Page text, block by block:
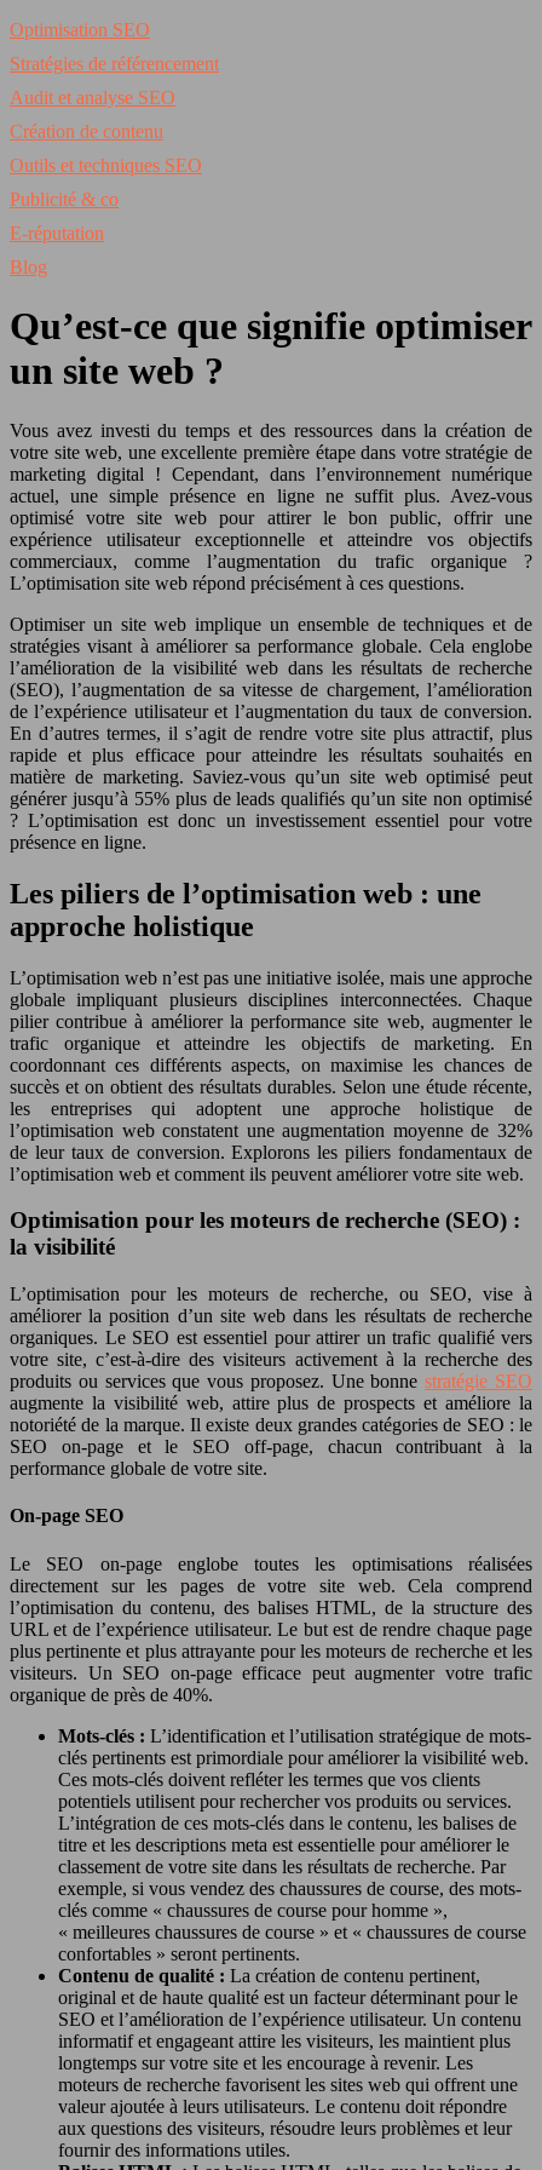
Optimisation SEO
Stratégies de référencement
Audit et analyse SEO
Création de contenu
Outils et techniques SEO
Publicité & co
E-réputation
Blog
Qu’est-ce que signifie optimiser
un site web ?
Vous avez investi du temps et des ressources dans la création de
votre site web, une excellente première étape dans votre stratégie de
marketing digital ! Cependant, dans l’environnement numérique
actuel, une simple présence en ligne ne suffit plus. Avez-vous
optimisé votre site web pour attirer le bon public, offrir une
expérience utilisateur exceptionnelle et atteindre vos objectifs
commerciaux, comme l’augmentation du trafic organique ?
L’optimisation site web répond précisément à ces questions.
Optimiser un site web implique un ensemble de techniques et de
stratégies visant à améliorer sa performance globale. Cela englobe
l’amélioration de la visibilité web dans les résultats de recherche
(SEO), l’augmentation de sa vitesse de chargement, l’amélioration
de l’expérience utilisateur et l’augmentation du taux de conversion.
En d’autres termes, il s’agit de rendre votre site plus attractif, plus
rapide et plus efficace pour atteindre les résultats souhaités en
matière de marketing. Saviez-vous qu’un site web optimisé peut
générer jusqu’à 55% plus de leads qualifiés qu’un site non optimisé
? L’optimisation est donc un investissement essentiel pour votre
présence en ligne.
Les piliers de l’optimisation web : une
approche holistique
L’optimisation web n’est pas une initiative isolée, mais une approche
globale impliquant plusieurs disciplines interconnectées. Chaque
pilier contribue à améliorer la performance site web, augmenter le
trafic organique et atteindre les objectifs de marketing. En
coordonnant ces différents aspects, on maximise les chances de
succès et on obtient des résultats durables. Selon une étude récente,
les entreprises qui adoptent une approche holistique de
l’optimisation web constatent une augmentation moyenne de 32%
de leur taux de conversion. Explorons les piliers fondamentaux de
l’optimisation web et comment ils peuvent améliorer votre site web.
Optimisation pour les moteurs de recherche (SEO) :
la visibilité
L’optimisation pour les moteurs de recherche, ou SEO, vise à
améliorer la position d’un site web dans les résultats de recherche
organiques. Le SEO est essentiel pour attirer un trafic qualifié vers
votre site, c’est-à-dire des visiteurs activement à la recherche des
produits ou services que vous proposez. Une bonnestratégie SEO
augmente la visibilité web, attire plus de prospects et améliore la
notoriété de la marque. Il existe deux grandes catégories de SEO : le
SEO on-page et le SEO off-page, chacun contribuant à la
performance globale de votre site.
On-page SEO
Le SEO on-page englobe toutes les optimisations réalisées
directement sur les pages de votre site web. Cela comprend
l’optimisation du contenu, des balises HTML, de la structure des
URL et de l’expérience utilisateur. Le but est de rendre chaque page
plus pertinente et plus attrayante pour les moteurs de recherche et les
visiteurs. Un SEO on-page efficace peut augmenter votre trafic
organique de près de 40%.
Mots-clés : L’identification et l’utilisation stratégique de mots-
clés pertinents est primordiale pour améliorer la visibilité web.
Ces mots-clés doivent refléter les termes que vos clients
potentiels utilisent pour rechercher vos produits ou services.
L’intégration de ces mots-clés dans le contenu, les balises de
titre et les descriptions meta est essentielle pour améliorer le
classement de votre site dans les résultats de recherche. Par
exemple, si vous vendez des chaussures de course, des mots-
clés comme « chaussures de course pour homme »,
« meilleures chaussures de course » et « chaussures de course
confortables » seront pertinents.
Contenu de qualité : La création de contenu pertinent,
original et de haute qualité est un facteur déterminant pour le
SEO et l’amélioration de l’expérience utilisateur. Un contenu
informatif et engageant attire les visiteurs, les maintient plus
longtemps sur votre site et les encourage à revenir. Les
moteurs de recherche favorisent les sites web qui offrent une
valeur ajoutée à leurs utilisateurs. Le contenu doit répondre
aux questions des visiteurs, résoudre leurs problèmes et leur
fournir des informations utiles.